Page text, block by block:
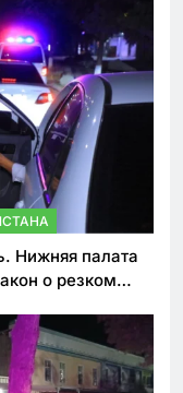
Нижняя палата
о резком